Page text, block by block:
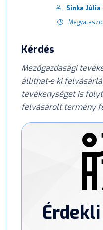
Sinka Júlia
Kérdés
Mezőgazdasági
állíthat-e ki
tevékenységet is
felvásárolt termény